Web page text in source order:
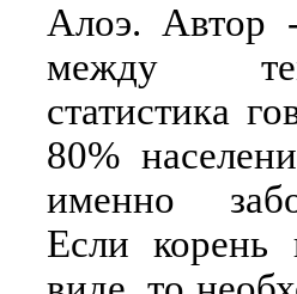
Алоэ. Автор
между
статистика
80%
именно
Если корень